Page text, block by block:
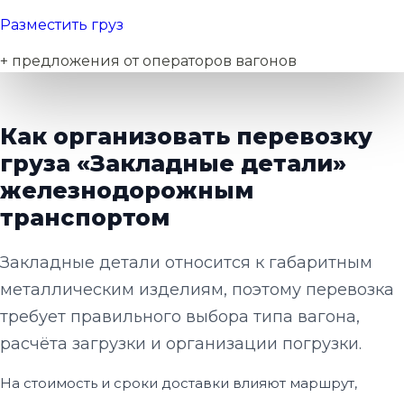
Разместить груз
+ предложения от операторов вагонов
Как организовать перевозку
груза «Закладные детали»
железнодорожным
транспортом
Закладные детали относится к габаритным
металлическим изделиям, поэтому перевозка
требует правильного выбора типа вагона,
расчёта загрузки и организации погрузки.
На стоимость и сроки доставки влияют маршрут,